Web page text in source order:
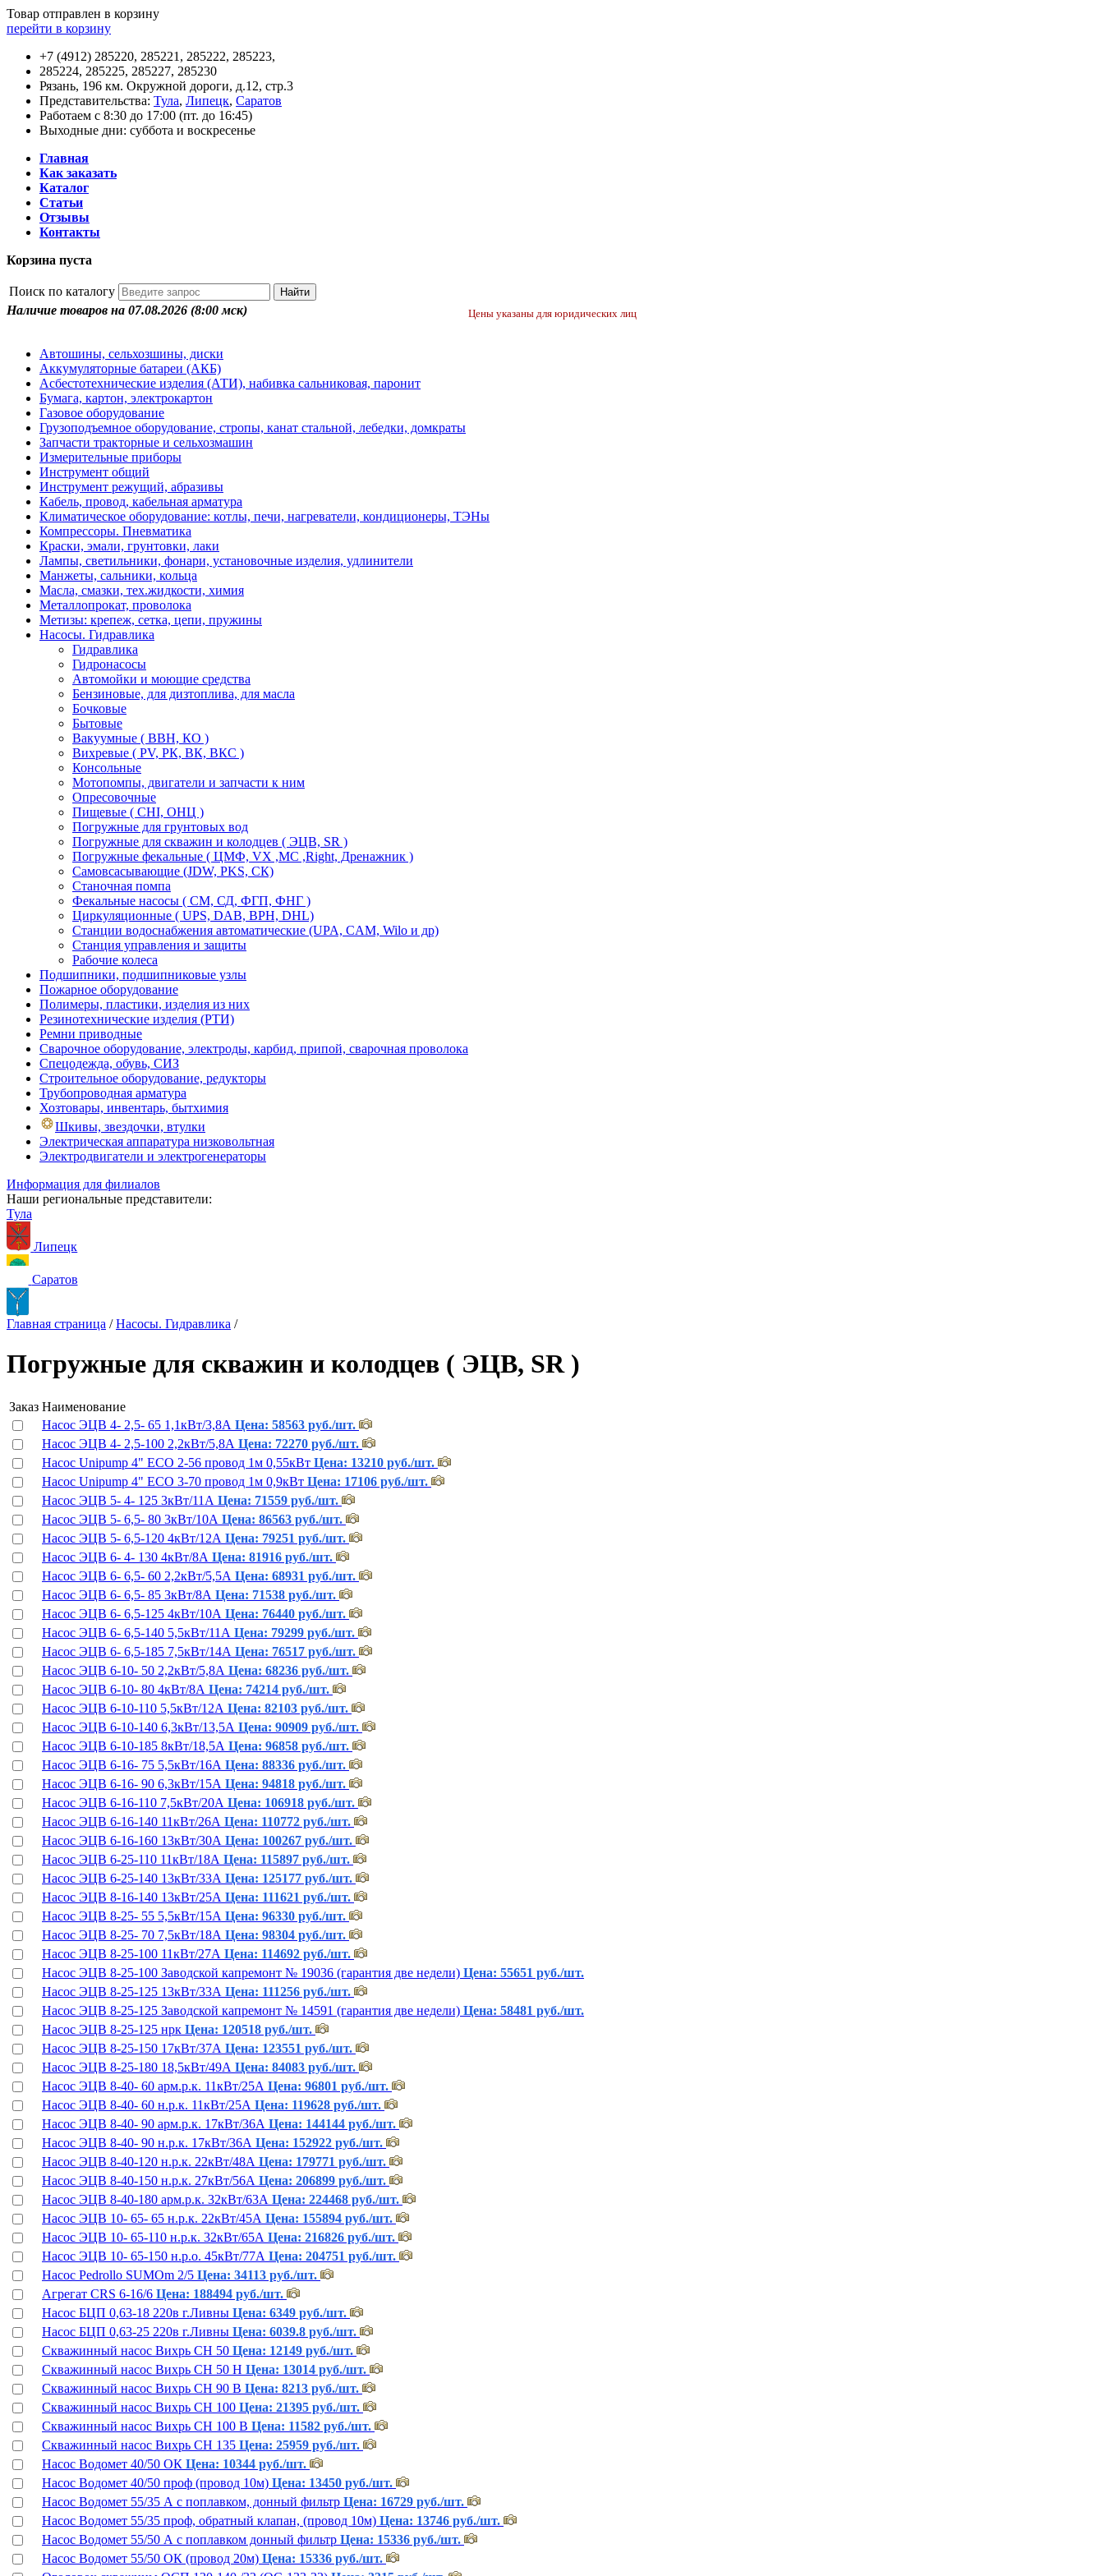
Товар отправлен в корзину
перейти в корзину
+7 (4912) 285220, 285221, 285222, 285223,
285224, 285225, 285227, 285230
Рязань, 196 км. Окружной дороги, д.12, стр.3
Представительства: Тула, Липецк, Саратов
Работаем с 8:30 до 17:00 (пт. до 16:45)
Выходные дни: суббота и воскресенье
Главная
Как заказать
Каталог
Статьи
Отзывы
Контакты
Корзина пуста
Поиск по каталогу
Наличие товаров на 07.08.2026 (8:00 мск) Цены указаны для юридических лиц
Автошины, сельхозшины, диски
Аккумуляторные батареи (АКБ)
Асбестотехнические изделия (АТИ), набивка сальниковая, паронит
Бумага, картон, электрокартон
Газовое оборудование
Грузоподъемное оборудование, стропы, канат стальной, лебедки, домкраты
Запчасти тракторные и сельхозмашин
Измерительные приборы
Инструмент общий
Инструмент режущий, абразивы
Кабель, провод, кабельная арматура
Климатическое оборудование: котлы, печи, нагреватели, кондиционеры, ТЭНы
Компрессоры. Пневматика
Краски, эмали, грунтовки, лаки
Лампы, светильники, фонари, установочные изделия, удлинители
Манжеты, сальники, кольца
Масла, смазки, тех.жидкости, химия
Металлопрокат, проволока
Метизы: крепеж, сетка, цепи, пружины
Насосы. Гидравлика
Гидравлика
Гидронасосы
Автомойки и моющие средства
Бензиновые, для дизтоплива, для масла
Бочковые
Бытовые
Вакуумные ( ВВН, КО )
Вихревые ( PV, РК, ВК, ВКС )
Консольные
Мотопомпы, двигатели и запчасти к ним
Опресовочные
Пищевые ( CHI, ОНЦ )
Погружные для грунтовых вод
Погружные для скважин и колодцев ( ЭЦВ, SR )
Погружные фекальные ( ЦМФ, VX ,MC ,Right, Дренажник )
Самовсасывающие (JDW, PKS, СК)
Станочная помпа
Фекальные насосы ( СМ, СД, ФГП, ФНГ )
Циркуляционные ( UPS, DAB, ВРН, DHL)
Станции водоснабжения автоматические (UPA, CАМ, Wilo и др)
Станция управления и защиты
Рабочие колеса
Подшипники, подшипниковые узлы
Пожарное оборудование
Полимеры, пластики, изделия из них
Резинотехнические изделия (РТИ)
Ремни приводные
Сварочное оборудование, электроды, карбид, припой, сварочная проволока
Спецодежда, обувь, СИЗ
Строительное оборудование, редукторы
Трубопроводная арматура
Хозтовары, инвентарь, бытхимия
Шкивы, звездочки, втулки
Электрическая аппаратура низковольтная
Электродвигатели и электрогенераторы
Информация для филиалов
Наши региональные представители:
Тула
Липецк
Саратов
Главная страница / Насосы. Гидравлика /
Погружные для скважин и колодцев ( ЭЦВ, SR )
Заказ Наименование
Насос ЭЦВ 4- 2,5- 65 1,1кВт/3,8А Цена: 58563 руб./шт.
Насос ЭЦВ 4- 2,5-100 2,2кВт/5,8А Цена: 72270 руб./шт.
Насос Unipump 4" ЕСО 2-56 провод 1м 0,55кВт Цена: 13210 руб./шт.
Насос Unipump 4" ЕСО 3-70 провод 1м 0,9кВт Цена: 17106 руб./шт.
Насос ЭЦВ 5- 4- 125 3кВт/11А Цена: 71559 руб./шт.
Насос ЭЦВ 5- 6,5- 80 3кВт/10А Цена: 86563 руб./шт.
Насос ЭЦВ 5- 6,5-120 4кВт/12А Цена: 79251 руб./шт.
Насос ЭЦВ 6- 4- 130 4кВт/8А Цена: 81916 руб./шт.
Насос ЭЦВ 6- 6,5- 60 2,2кВт/5,5А Цена: 68931 руб./шт.
Насос ЭЦВ 6- 6,5- 85 3кВт/8А Цена: 71538 руб./шт.
Насос ЭЦВ 6- 6,5-125 4кВт/10А Цена: 76440 руб./шт.
Насос ЭЦВ 6- 6,5-140 5,5кВт/11А Цена: 79299 руб./шт.
Насос ЭЦВ 6- 6,5-185 7,5кВт/14А Цена: 76517 руб./шт.
Насос ЭЦВ 6-10- 50 2,2кВт/5,8А Цена: 68236 руб./шт.
Насос ЭЦВ 6-10- 80 4кВт/8А Цена: 74214 руб./шт.
Насос ЭЦВ 6-10-110 5,5кВт/12А Цена: 82103 руб./шт.
Насос ЭЦВ 6-10-140 6,3кВт/13,5А Цена: 90909 руб./шт.
Насос ЭЦВ 6-10-185 8кВт/18,5А Цена: 96858 руб./шт.
Насос ЭЦВ 6-16- 75 5,5кВт/16А Цена: 88336 руб./шт.
Насос ЭЦВ 6-16- 90 6,3кВт/15А Цена: 94818 руб./шт.
Насос ЭЦВ 6-16-110 7,5кВт/20А Цена: 106918 руб./шт.
Насос ЭЦВ 6-16-140 11кВт/26А Цена: 110772 руб./шт.
Насос ЭЦВ 6-16-160 13кВт/30А Цена: 100267 руб./шт.
Насос ЭЦВ 6-25-110 11кВт/18А Цена: 115897 руб./шт.
Насос ЭЦВ 6-25-140 13кВт/33А Цена: 125177 руб./шт.
Насос ЭЦВ 8-16-140 13кВт/25А Цена: 111621 руб./шт.
Насос ЭЦВ 8-25- 55 5,5кВт/15А Цена: 96330 руб./шт.
Насос ЭЦВ 8-25- 70 7,5кВт/18А Цена: 98304 руб./шт.
Насос ЭЦВ 8-25-100 11кВт/27А Цена: 114692 руб./шт.
Насос ЭЦВ 8-25-100 Заводской капремонт № 19036 (гарантия две недели) Цена: 55651 руб./шт.
Насос ЭЦВ 8-25-125 13кВт/33А Цена: 111256 руб./шт.
Насос ЭЦВ 8-25-125 Заводской капремонт № 14591 (гарантия две недели) Цена: 58481 руб./шт.
Насос ЭЦВ 8-25-125 нрк Цена: 120518 руб./шт.
Насос ЭЦВ 8-25-150 17кВт/37А Цена: 123551 руб./шт.
Насос ЭЦВ 8-25-180 18,5кВт/49А Цена: 84083 руб./шт.
Насос ЭЦВ 8-40- 60 арм.р.к. 11кВт/25А Цена: 96801 руб./шт.
Насос ЭЦВ 8-40- 60 н.р.к. 11кВт/25А Цена: 119628 руб./шт.
Насос ЭЦВ 8-40- 90 арм.р.к. 17кВт/36А Цена: 144144 руб./шт.
Насос ЭЦВ 8-40- 90 н.р.к. 17кВт/36А Цена: 152922 руб./шт.
Насос ЭЦВ 8-40-120 н.р.к. 22кВт/48А Цена: 179771 руб./шт.
Насос ЭЦВ 8-40-150 н.р.к. 27кВт/56А Цена: 206899 руб./шт.
Насос ЭЦВ 8-40-180 арм.р.к. 32кВт/63А Цена: 224468 руб./шт.
Насос ЭЦВ 10- 65- 65 н.р.к. 22кВт/45А Цена: 155894 руб./шт.
Насос ЭЦВ 10- 65-110 н.р.к. 32кВт/65А Цена: 216826 руб./шт.
Насос ЭЦВ 10- 65-150 н.р.о. 45кВт/77А Цена: 204751 руб./шт.
Насос Pedrollo SUMOm 2/5 Цена: 34113 руб./шт.
Агрегат CRS 6-16/6 Цена: 188494 руб./шт.
Насос БЦП 0,63-18 220в г.Ливны Цена: 6349 руб./шт.
Насос БЦП 0,63-25 220в г.Ливны Цена: 6039.8 руб./шт.
Скважинный насос Вихрь СН 50 Цена: 12149 руб./шт.
Скважинный насос Вихрь СН 50 Н Цена: 13014 руб./шт.
Скважинный насос Вихрь СН 90 В Цена: 8213 руб./шт.
Скважинный насос Вихрь СН 100 Цена: 21395 руб./шт.
Скважинный насос Вихрь СН 100 В Цена: 11582 руб./шт.
Скважинный насос Вихрь СН 135 Цена: 25959 руб./шт.
Насос Водомет 40/50 ОК Цена: 10344 руб./шт.
Насос Водомет 40/50 проф (провод 10м) Цена: 13450 руб./шт.
Насос Водомет 55/35 А с поплавком, донный фильтр Цена: 16729 руб./шт.
Насос Водомет 55/35 проф, обратный клапан, (провод 10м) Цена: 13746 руб./шт.
Насос Водомет 55/50 А с поплавком донный фильтр Цена: 15336 руб./шт.
Насос Водомет 55/50 ОК (провод 20м) Цена: 15336 руб./шт.